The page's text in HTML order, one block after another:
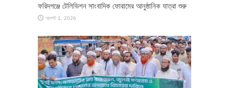
ফরিদগঞ্জে টেলিভিশন সাংবাদিক ফোরামের আনুষ্ঠানিক যাত্রা শুরু
আগস্ট 1, 2026